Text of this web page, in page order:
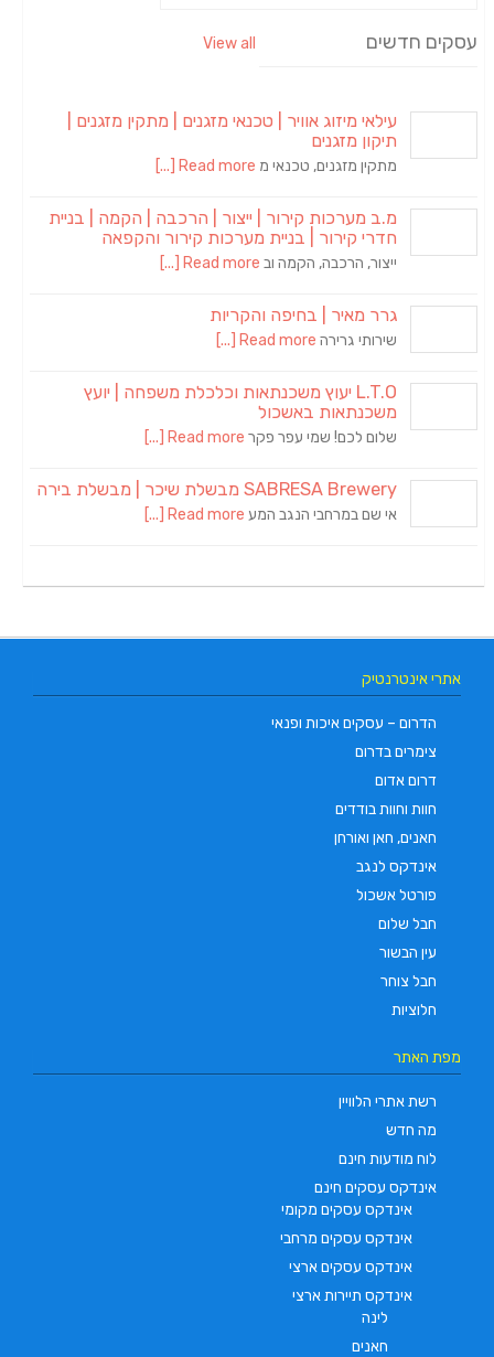
עסקים חדשים View all
עילאי מיזוג אוויר | טכנאי מזגנים | מתקין מזגנים |
תיקון מזגנים
מתקין מזגנים, טכנאי מ Read more [...]
מ.ב מערכות קירור | ייצור | הרכבה | הקמה | בניית
חדרי קירור | בניית מערכות קירור והקפאה
ייצור, הרכבה, הקמה וב Read more [...]
גרר מאיר | בחיפה והקריות
שירותי גרירה Read more [...]
L.T.O יעוץ משכנתאות וכלכלת משפחה | יועץ
משכנתאות באשכול
שלום לכם! שמי עפר פקר Read more [...]
SABRESA Brewery מבשלת שיכר | מבשלת בירה
אי שם במרחבי הנגב המע Read more [...]
אתרי אינטרנטיק
הדרום – עסקים איכות ופנאי
צימרים בדרום
דרום אדום
חוות וחוות בודדים
חאנים, חאן ואורחן
אינדקס לנגב
פורטל אשכול
חבל שלום
עין הבשור
חבל צוחר
חלוציות
מפת האתר
רשת אתרי הלוויין
מה חדש
לוח מודעות חינם
אינדקס עסקים חינם
אינדקס עסקים מקומי
אינדקס עסקים מרחבי
אינדקס עסקים ארצי
אינדקס תיירות ארצי
לינה
חאנים